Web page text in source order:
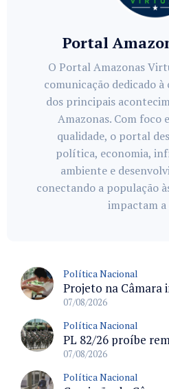
Portal
O Portal Amazonas
comunicação dedicado
dos principais
Amazonas. Com foco
qualidade, o portal
política, economia,
ambiente e
conectando a população
impactam a
Política Nacional
07/08/2026
Política Nacional
07/08/2026
Política Nacional